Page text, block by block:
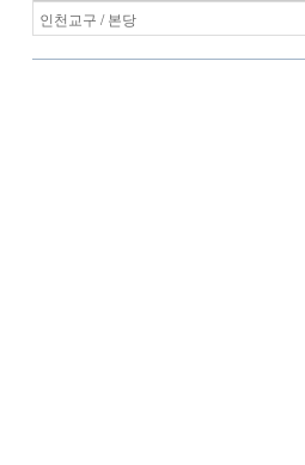
인천교구 / 본당